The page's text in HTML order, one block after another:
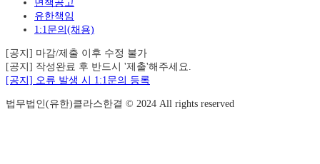
유한책임
1:1문의(채용)
[공지] 마감/제출 이후 수정 불가
[공지] 작성완료 후 반드시 '제출'해주세요.
[공지] 오류 발생 시 1:1문의 등록
법무법인(유한)클라스한결 © 2024 All rights reserved